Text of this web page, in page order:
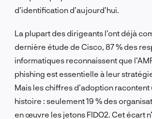
d’identification d’aujourd’hui.
La plupart des dirigeants l’ont déjà
dernière étude de Cisco, 87 % des
informatiques reconnaissent que
phishing est essentielle à leur
Mais les chiffres d’adoption racontent
histoire : seulement 19 % des
en œuvre les jetons FIDO2. Cet écart